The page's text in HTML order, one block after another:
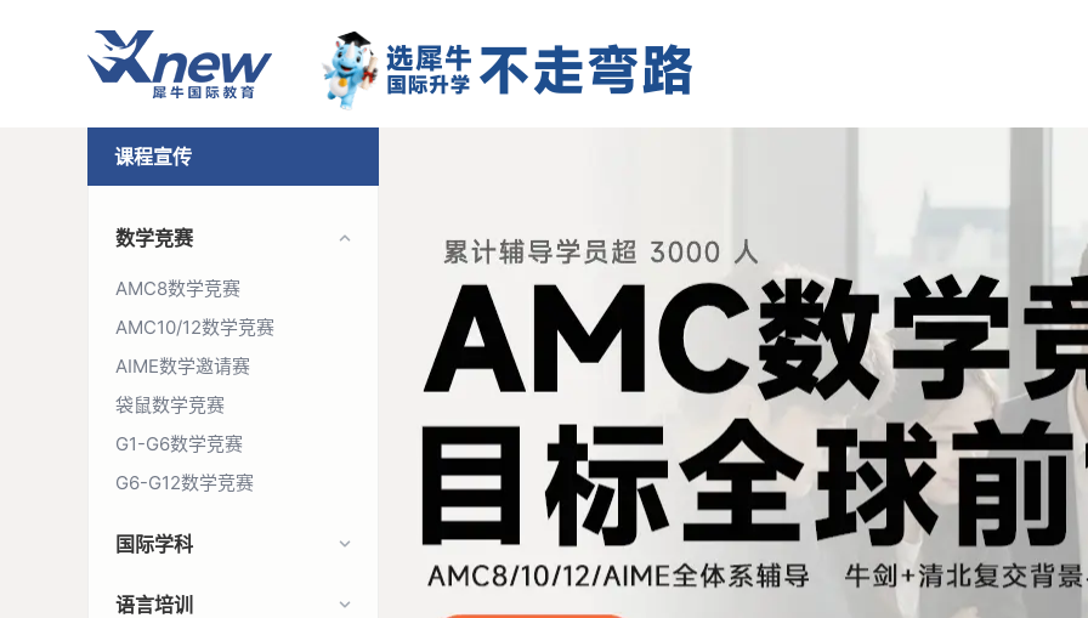
课程宣传
数学竞赛
AMC8数学竞赛
AMC10/12数学竞赛
AIME数学邀请赛
袋鼠数学竞赛
G1-G6数学竞赛
G6-G12数学竞赛
国际学科
语言培训